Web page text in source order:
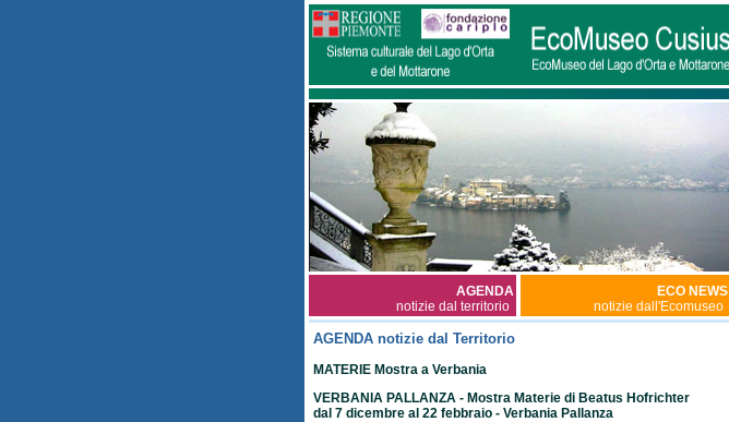
AGENDA
notizie dal territorio
ECO NEWS
notizie dall'Ecomuseo
AGENDA notizie dal Territorio
MATERIE Mostra a Verbania
VERBANIA PALLANZA - Mostra Materie di Beatus Hofrichter
dal 7 dicembre al 22 febbraio - Verbania Pallanza